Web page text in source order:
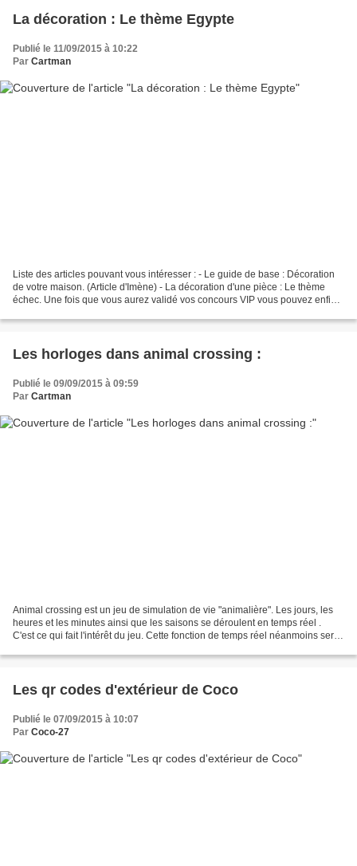
La décoration : Le thème Egypte
Publié le 11/09/2015 à 10:22
Par Cartman
Liste des articles pouvant vous intéresser : - Le guide de base : Décoration
de votre maison. (Article d'Imène) - La décoration d'une pièce : Le thème
échec. Une fois que vous aurez validé vos concours VIP vous pouvez enfin
Les horloges dans animal crossing :
Publié le 09/09/2015 à 09:59
Par Cartman
Animal crossing est un jeu de simulation de vie "animalière". Les jours, les
heures et les minutes ainsi que les saisons se déroulent en temps réel .
C'est ce qui fait l'intérêt du jeu. Cette fonction de temps réel néanmoins sera
Les qr codes d'extérieur de Coco
Publié le 07/09/2015 à 10:07
Par Coco-27